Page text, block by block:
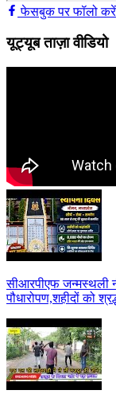
फेसबुक पर फॉलो करें
यूट्यूब ताज़ा वीडियो
सीआरपीएफ जन्मस्थली
पौधारोपण,शहीदों को